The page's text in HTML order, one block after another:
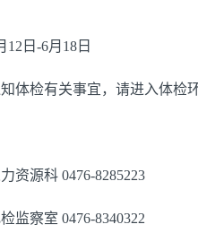
12日-6月18日
体检有关事宜，请进入体检
资源科 0476-8285223
监察室 0476-8340322